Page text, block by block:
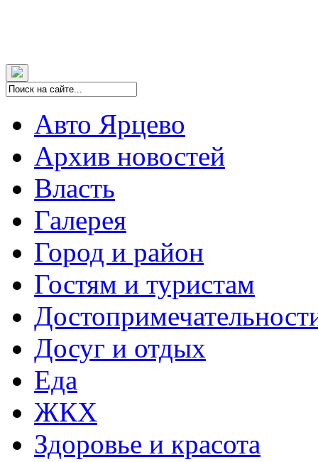
Авто Ярцево
Архив новостей
Власть
Галерея
Город и район
Гостям и туристам
Досуг и отдых
Еда
ЖКХ
Здоровье и красота